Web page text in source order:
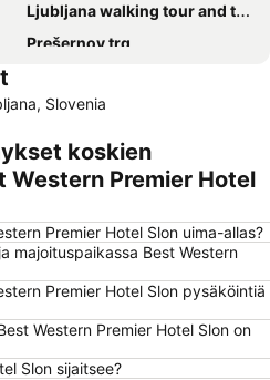
Ljubljana walking tour and tourist train ride
Prešernov trg
Bled Castle
SNG Opera in balet Ljubljana
Dragon Bridge
Postojna Cave
Train station Bled Jezero
Slovenia
koskien
Western Premier Hotel
Premier Hotel Slon uima-allas?
majoituspaikassa Best Western
Premier Hotel Slon pysäköintiä
Western Premier Hotel Slon on
Slon sijaitsee?